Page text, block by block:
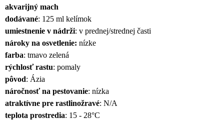
akvarijný mach
dodávané: 125 ml kelímok
umiestnenie v nádrži: v prednej/strednej časti
nároky na osvetlenie: nízke
farba: tmavo zelená
rýchlosť rastu: pomaly
pôvod: Ázia
náročnosť na pestovanie: nízka
atraktívne pre rastlinožravé: N/A
teplota prostredia: 15 - 28°C